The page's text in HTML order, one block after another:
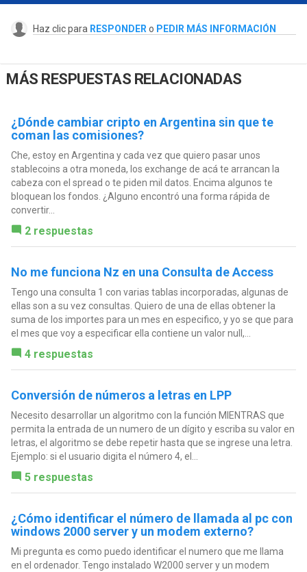
Haz clic para RESPONDER o PEDIR MÁS INFORMACIÓN
MÁS RESPUESTAS RELACIONADAS
¿Dónde cambiar cripto en Argentina sin que te
coman las comisiones?
Che, estoy en Argentina y cada vez que quiero pasar unos
stablecoins a otra moneda, los exchange de acá te arrancan la
cabeza con el spread o te piden mil datos. Encima algunos te
bloquean los fondos. ¿Alguno encontró una forma rápida de
convertir...
2 respuestas
No me funciona Nz en una Consulta de Access
Tengo una consulta 1 con varias tablas incorporadas, algunas de
ellas son a su vez consultas. Quiero de una de ellas obtener la
suma de los importes para un mes en especifico, y yo se que para
el mes que voy a especificar ella contiene un valor null,...
4 respuestas
Conversión de números a letras en LPP
Necesito desarrollar un algoritmo con la función MIENTRAS que
permita la entrada de un numero de un dígito y escriba su valor en
letras, el algoritmo se debe repetir hasta que se ingrese una letra.
Ejemplo: si el usuario digita el número 4, el...
5 respuestas
¿Cómo identificar el número de llamada al pc con
windows 2000 server y un modem externo?
Mi pregunta es como puedo identificar el numero que me llama
en el ordenador. Tengo instalado W2000 server y un modem